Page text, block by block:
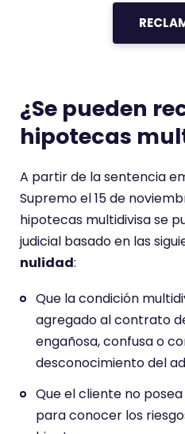
¿Se pueden
hipotecas
A partir de la sentencia
Supremo el 15 de
hipotecas multidivisa se
judicial basado en las
nulidad:
Que la condición
agregado al contrato
engañosa, confusa o
desconocimiento del
Que el cliente no
para conocer los